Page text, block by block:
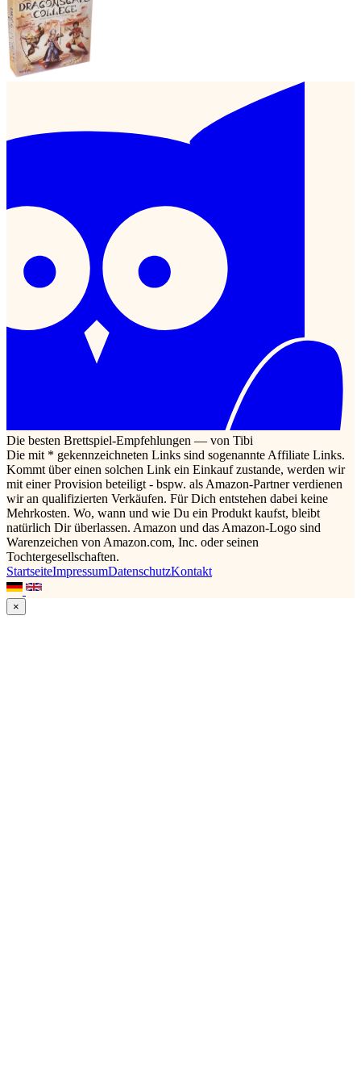
Die besten Brettspiel-Empfehlungen — von Tibi
Die mit * gekennzeichneten Links sind sogenannte Affiliate Links.
Kommt über einen solchen Link ein Einkauf zustande, werden wir
mit einer Provision beteiligt - bspw. als Amazon-Partner verdienen
wir an qualifizierten Verkäufen. Für Dich entstehen dabei keine
Mehrkosten. Wo, wann und wie Du ein Produkt kaufst, bleibt
natürlich Dir überlassen. Amazon und das Amazon-Logo sind
Warenzeichen von Amazon.com, Inc. oder seinen
Tochtergesellschaften.
StartseiteImpressumDatenschutzKontakt
×